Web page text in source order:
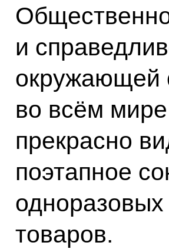
и
окружающей
во всём
прекрасно
поэтапное
товаров.